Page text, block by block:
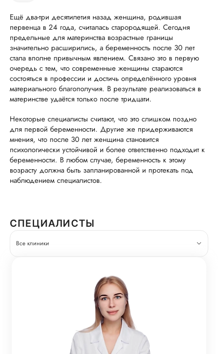
Ещё два-три десятилетия назад женщина, родившая
первенца в 24 года, считалась старородящей. Сегодня
предельные для материнства возрастные границы
значительно расширились, а беременность после 30 лет
стала вполне привычным явлением. Связано это в первую
очередь с тем, что современные женщины стараются
состояться в профессии и достичь определённого уровня
материального благополучия. В результате реализоваться в
материнстве удаётся только после тридцати.
Некоторые специалисты считают, что это слишком поздно
для первой беременности. Другие же придерживаются
мнения, что после 30 лет женщина становится
психологически устойчивой и более ответственно подходит к
беременности. В любом случае, беременность к этому
возрасту должна быть запланированной и протекать под
наблюдением специалистов.
СПЕЦИАЛИСТЫ
Все клиники